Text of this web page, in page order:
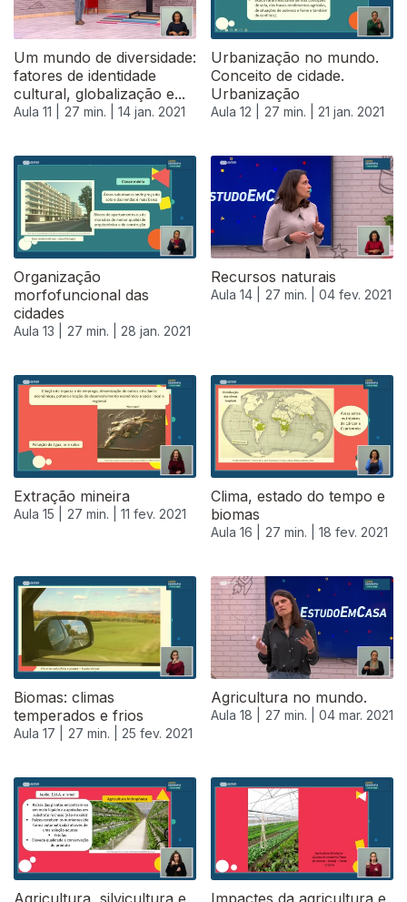
Um mundo de diversidade:
fatores de identidade
cultural, globalização e...
Aula 11 | 27 min. | 14 jan. 2021
Urbanização no mundo.
Conceito de cidade.
Urbanização
Aula 12 | 27 min. | 21 jan. 2021
Organização
morfofuncional das
cidades
Aula 13 | 27 min. | 28 jan. 2021
Recursos naturais
Aula 14 | 27 min. | 04 fev. 2021
Extração mineira
Aula 15 | 27 min. | 11 fev. 2021
Clima, estado do tempo e
biomas
Aula 16 | 27 min. | 18 fev. 2021
Biomas: climas
temperados e frios
Aula 17 | 27 min. | 25 fev. 2021
Agricultura no mundo.
Aula 18 | 27 min. | 04 mar. 2021